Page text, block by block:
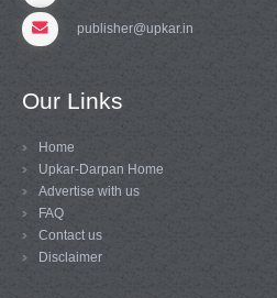
publisher@upkar.in
Our Links
Home
Upkar-Darpan Home
Advertise with us
FAQ
Contact us
Disclaimer